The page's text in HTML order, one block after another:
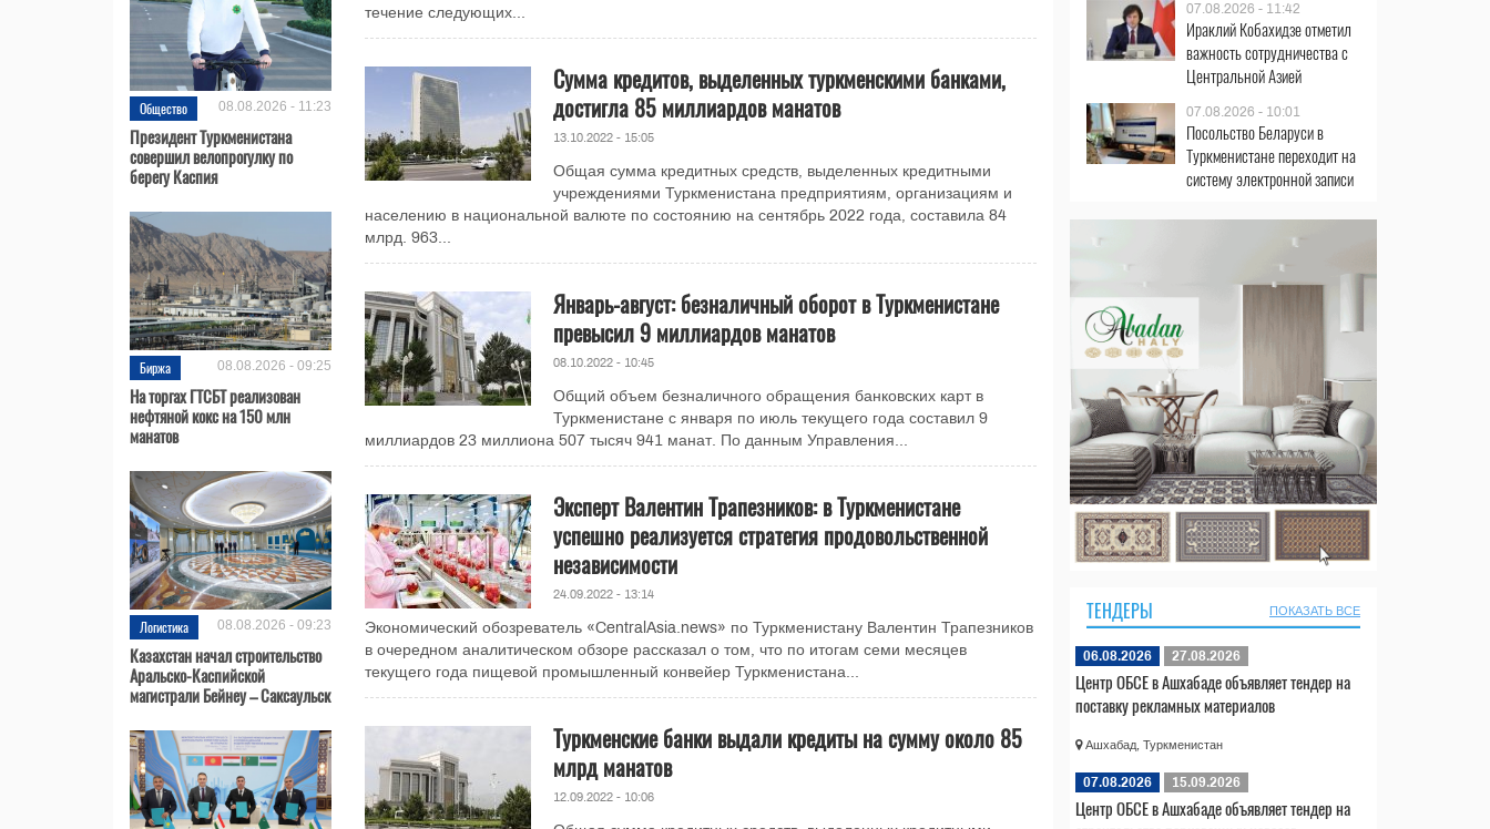
Общество 08.08.2026 - 11:23
Президент Туркменистана
совершил велопрогулку по
берегу Каспия
Биржа 08.08.2026 - 09:25
На торгах ГТСБТ реализован
нефтяной кокс на 150 млн
манатов
Логистика 08.08.2026 - 09:23
Казахстан начал строительство
Аральско-Каспийской
магистрали Бейнеу – Саксаульск
течение следующих...
Сумма кредитов, выделенных туркменскими банками,
достигла 85 миллиардов манатов
13.10.2022 - 15:05
Общая сумма кредитных средств, выделенных кредитными
учреждениями Туркменистана предприятиям, организациям и
населению в национальной валюте по состоянию на сентябрь 2022 года, составила 84
млрд. 963...
Январь-август: безналичный оборот в Туркменистане
превысил 9 миллиардов манатов
08.10.2022 - 10:45
Общий объем безналичного обращения банковских карт в
Туркменистане с января по июль текущего года составил 9
миллиардов 23 миллиона 507 тысяч 941 манат. По данным Управления...
Эксперт Валентин Трапезников: в Туркменистане
успешно реализуется стратегия продовольственной
независимости
24.09.2022 - 13:14
Экономический обозреватель «CentralAsia.news» по Туркменистану Валентин Трапезников
в очередном аналитическом обзоре рассказал о том, что по итогам семи месяцев
текущего года пищевой промышленный конвейер Туркменистана...
Туркменские банки выдали кредиты на сумму около 85
млрд манатов
12.09.2022 - 10:06
07.08.2026 - 11:42
Ираклий Кобахидзе отметил
важность сотрудничества с
Центральной Азией
07.08.2026 - 10:01
Посольство Беларуси в
Туркменистане переходит на
систему электронной записи
ТЕНДЕРЫ ПОКАЗАТЬ ВСЕ
06.08.2026 27.08.2026
Центр ОБСЕ в Ашхабаде объявляет тендер на
поставку рекламных материалов
Ашхабад, Туркменистан
07.08.2026 15.09.2026
Центр ОБСЕ в Ашхабаде объявляет тендер на